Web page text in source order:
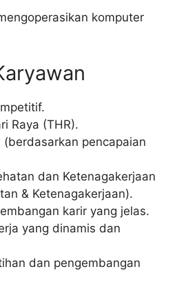
komputer
Raya (THR).
(berdasarkan pencapaian
dan Ketenagakerjaan
& Ketenagakerjaan).
karir yang jelas.
yang dinamis dan
dan pengembangan